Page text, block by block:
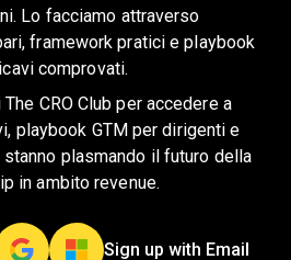
Lo facciamo attraverso
framework pratici e playbook
comprovati.
The CRO Club per accedere a
playbook GTM per dirigenti e
plasmando il futuro della
in ambito revenue.
Sign up with Email